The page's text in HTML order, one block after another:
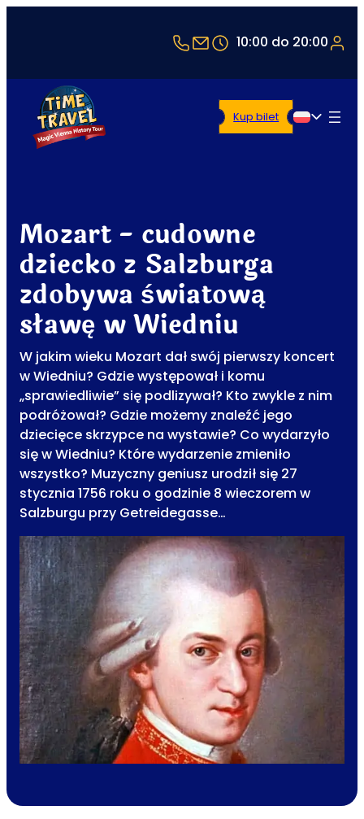
+43 1 5321514
office@timetravel-
10:00 do 20:00
Polski
Kup bilet
Mozart - cudowne
dziecko z Salzburga
zdobywa światową
sławę w Wiedniu
W jakim wieku Mozart dał swój pierwszy koncert
w Wiedniu? Gdzie występował i komu
„sprawiedliwie” się podlizywał? Kto zwykle z nim
podróżował? Gdzie możemy znaleźć jego
dziecięce skrzypce na wystawie? Co wydarzyło
się w Wiedniu? Które wydarzenie zmieniło
wszystko? Muzyczny geniusz urodził się 27
stycznia 1756 roku o godzinie 8 wieczorem w
Salzburgu przy Getreidegasse…